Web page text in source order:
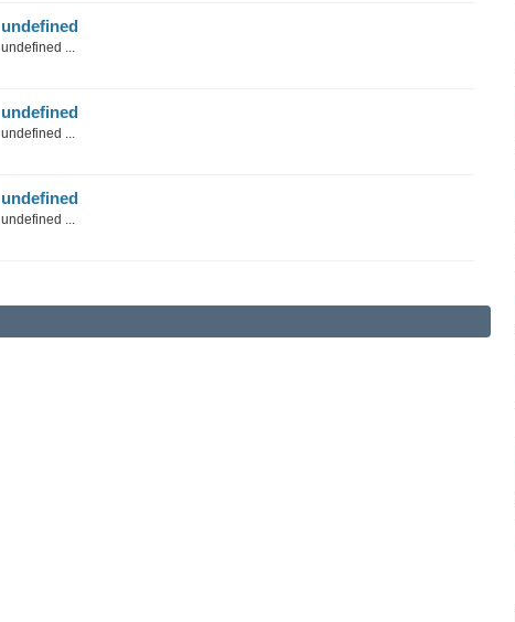
undefined
undefined ...
undefined
undefined ...
undefined
undefined ...